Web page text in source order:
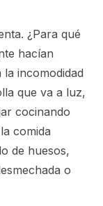
¿Para qué
hacían
incomodidad
que va a luz,
cocinando
comida
de huesos,
o